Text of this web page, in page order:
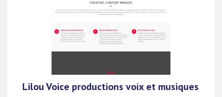
Lilou Voice productions voix et musiques